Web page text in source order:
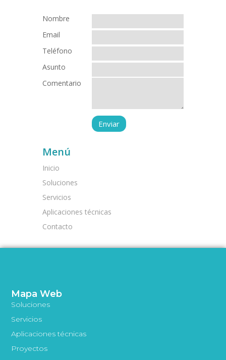
Nombre
Email
Teléfono
Asunto
Comentario
Menú
Inicio
Soluciones
Servicios
Aplicaciones técnicas
Contacto
Mapa Web
Soluciones
Servicios
Aplicaciones técnicas
Proyectos